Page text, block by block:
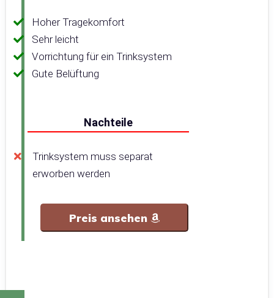
Hoher Tragekomfort
Sehr leicht
Vorrichtung für ein Trinksystem
Gute Belüftung
Nachteile
Trinksystem muss separat
erworben werden
Preis ansehen